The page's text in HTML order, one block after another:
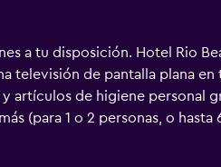
a tu disposición. Hotel Rio
televisión de pantalla plana en
artículos de higiene personal
(para 1 o 2 personas, o hasta